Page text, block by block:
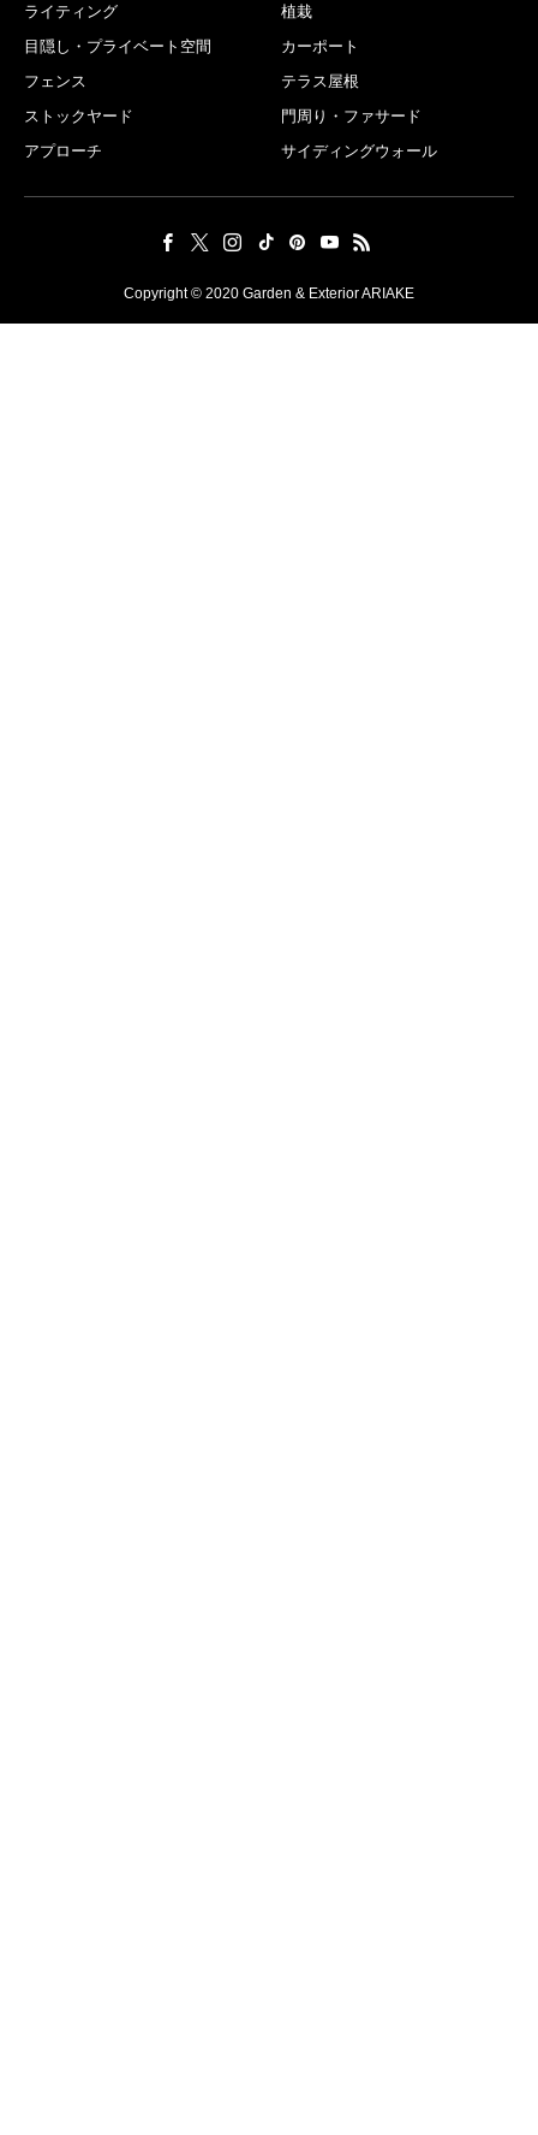
ライティング
植栽
目隠し・プライベート空間
カーポート
フェンス
テラス屋根
ストックヤード
門周り・ファサード
アプローチ
サイディングウォール
Copyright © 2020 Garden & Exterior ARIAKE